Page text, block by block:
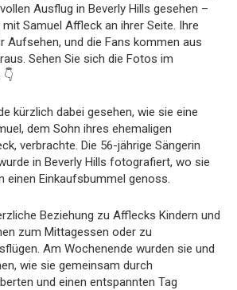
Ausflug in Beverly Hills gesehen –
Samuel Affleck an ihrer Seite. Ihre
Aufsehen, und die Fans kommen aus
Sehen Sie sich die Fotos im
kürzlich dabei gesehen, wie sie eine
dem Sohn ihres ehemaligen
verbrachte. Die 56-jährige Sängerin
in Beverly Hills fotografiert, wo sie
einen Einkaufsbummel genoss.
Beziehung zu Afflecks Kindern und
zum Mittagessen oder zu
Am Wochenende wurden sie und
wie sie gemeinsam durch
und einen entspannten Tag